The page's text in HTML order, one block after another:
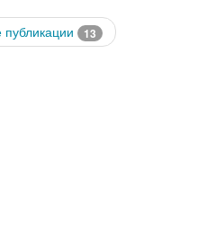
публикации 13